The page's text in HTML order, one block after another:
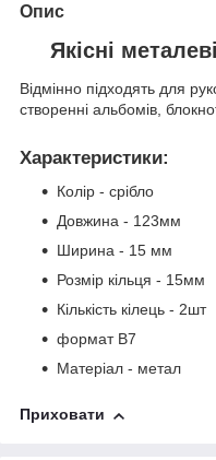
Опис
Якісні
Відмінно підходять для
створенні альбомів,
Характеристики:
Колір - срібло
Довжина - 123мм
Ширина - 15 мм
Розмір кільця - 15мм
Кількість кілець - 2шт
формат В7
Матеріал - метал
Приховати